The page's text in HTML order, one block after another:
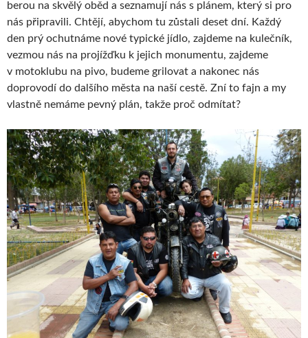
berou na skvělý oběd a seznamují nás s plánem, který si pro
nás připravili. Chtějí, abychom tu zůstali deset dní. Každý
den prý ochutnáme nové typické jídlo, zajdeme na kulečník,
vezmou nás na projížďku k jejich monumentu, zajdeme
v motoklubu na pivo, budeme grilovat a nakonec nás
doprovodí do dalšího města na naší cestě. Zní to fajn a my
vlastně nemáme pevný plán, takže proč odmítat?